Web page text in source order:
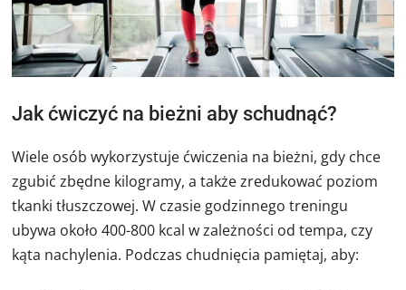
Jak ćwiczyć na bieżni aby schudnąć?
Wiele osób wykorzystuje ćwiczenia na bieżni, gdy chce
zgubić zbędne kilogramy, a także zredukować poziom
tkanki tłuszczowej. W czasie godzinnego treningu
ubywa około 400-800 kcal w zależności od tempa, czy
kąta nachylenia. Podczas chudnięcia pamiętaj, aby: